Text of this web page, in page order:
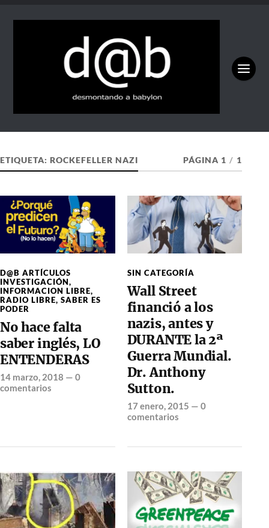
ETIQUETA: ROCKEFELLER NAZI PÁGINA 1 / 1
D@B ARTÍCULOS
INVESTIGACIÓN,
INFORMACION LIBRE,
RADIO LIBRE, SABER ES
PODER
No hace falta
saber inglés, LO
ENTENDERAS
14 marzo, 2018 — 0
comentarios
SIN CATEGORÍA
Wall Street
financió a los
nazis, antes y
DURANTE la 2ª
Guerra Mundial.
Dr. Anthony
Sutton.
17 enero, 2015 — 0
comentarios